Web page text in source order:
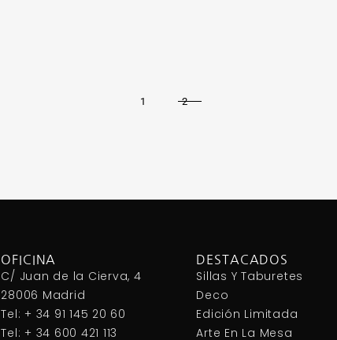
1 2
OFICINA
C/ Juan de la Cierva, 4
28006 Madrid
Tel: + 34 91 145 20 60
Tel: + 34 600 421 113
DESTACADOS
Sillas Y Taburetes
Deco
Edición Limitada
Arte En La Mesa